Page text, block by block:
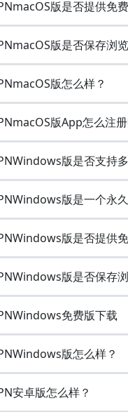
版是否提供免
版是否保存浏
版怎么样？
版App怎么注册
版是否支持
版是一个永
版是否提供
版是否保存
免费版下载
版怎么样？
安卓版怎么样？